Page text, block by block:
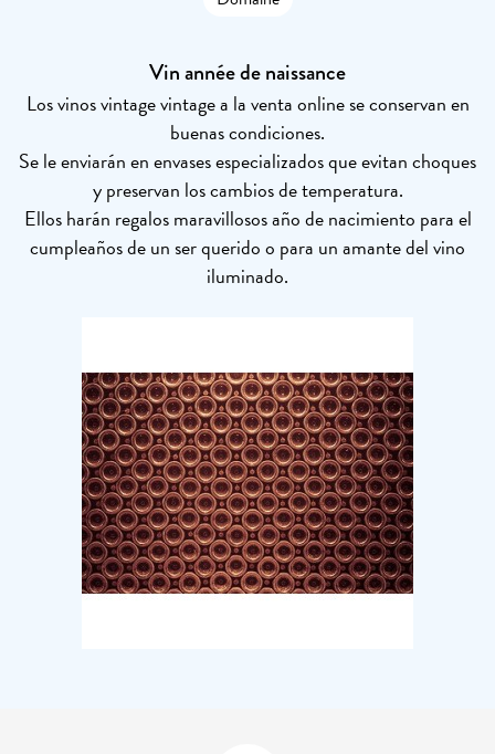
Vin année de naissance
Los vinos vintage vintage a la venta online se conservan en
buenas condiciones.
Se le enviarán en envases especializados que evitan choques
y preservan los cambios de temperatura.
Ellos harán regalos maravillosos año de nacimiento para el
cumpleaños de un ser querido o para un amante del vino
iluminado.